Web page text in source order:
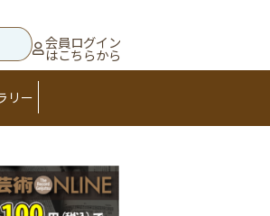
会員ログイン
はこちらから
リー